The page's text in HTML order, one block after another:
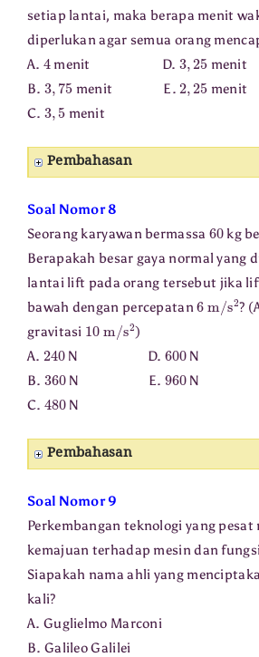
setiap lantai, maka berapa menit
diperlukan agar semua orang
A. 4menit D. 3 25 menit
B. 3 75 menit E.2 25 menit
C. 3 5 menit
Pembahasan
Soal Nomor 8
Seorang karyawan bermassa 60kg
Berapakah besar gaya normal yang
lantai lift pada orang tersebut jika
bawah dengan percepatan6 / s2?
gravitasi 10 / 2)
A. 240N D. 600N
B. 360N E. 960N
C. 480N
Pembahasan
Soal Nomor 9
Perkembangan teknologi yang pesat
kemajuan terhadap mesin dan
Siapakah nama ahli yang
kali?
A. Guglielmo Marconi
B. Galileo Galilei